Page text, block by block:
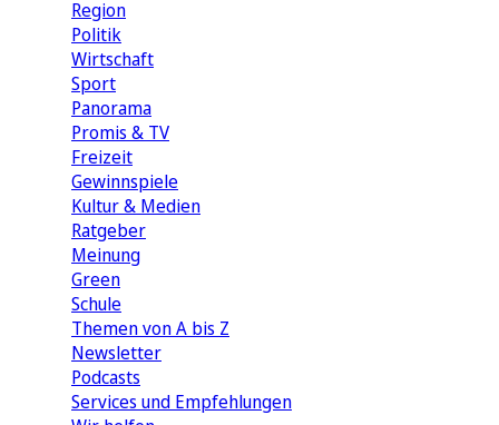
Region
Politik
Wirtschaft
Sport
Panorama
Promis & TV
Freizeit
Gewinnspiele
Kultur & Medien
Ratgeber
Meinung
Green
Schule
Themen von A bis Z
Newsletter
Podcasts
Services und Empfehlungen